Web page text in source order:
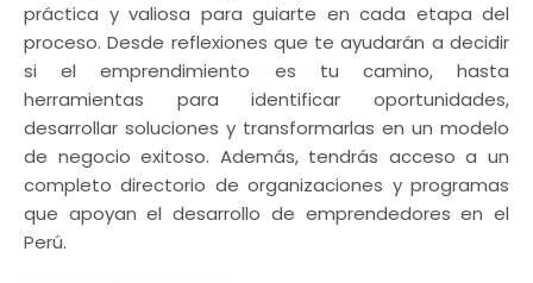
práctica y valiosa para guiarte en cada etapa del
proceso. Desde reflexiones que te ayudarán a decidir
si el emprendimiento es tu camino, hasta
herramientas para identificar oportunidades,
desarrollar soluciones y transformarlas en un modelo
de negocio exitoso. Además, tendrás acceso a un
completo directorio de organizaciones y programas
que apoyan el desarrollo de emprendedores en el
Perú.